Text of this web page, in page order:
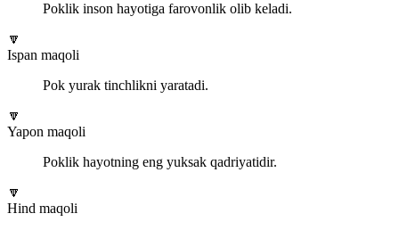
Poklik inson hayotiga farovonlik olib keladi.
🔽
Ispan maqoli
Pok yurak tinchlikni yaratadi.
🔽
Yapon maqoli
Poklik hayotning eng yuksak qadriyatidir.
🔽
Hind maqoli